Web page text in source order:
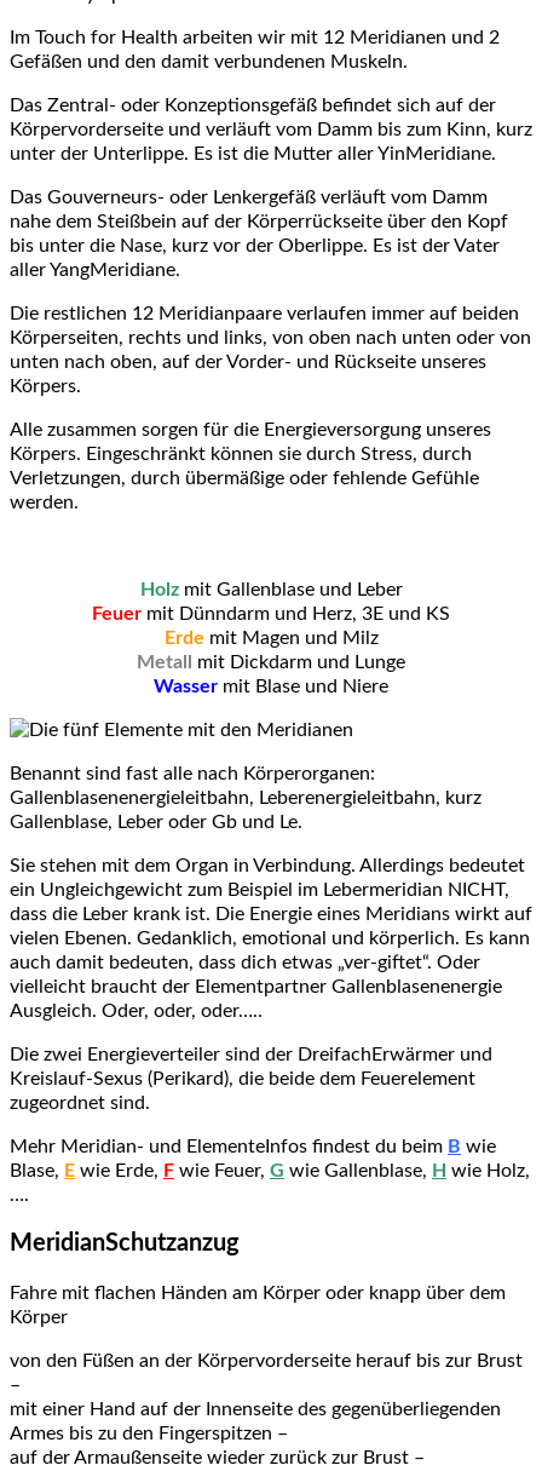
Im Touch for Health arbeiten wir mit 12 Meridianen und 2
Gefäßen und den damit verbundenen Muskeln.
Das Zentral- oder Konzeptionsgefäß befindet sich auf der
Körpervorderseite und verläuft vom Damm bis zum Kinn, kurz
unter der Unterlippe. Es ist die Mutter aller YinMeridiane.
Das Gouverneurs- oder Lenkergefäß verläuft vom Damm
nahe dem Steißbein auf der Körperrückseite über den Kopf
bis unter die Nase, kurz vor der Oberlippe. Es ist der Vater
aller YangMeridiane.
Die restlichen 12 Meridianpaare verlaufen immer auf beiden
Körperseiten, rechts und links, von oben nach unten oder von
unten nach oben, auf der Vorder- und Rückseite unseres
Körpers.
Alle zusammen sorgen für die Energieversorgung unseres
Körpers. Eingeschränkt können sie durch Stress, durch
Verletzungen, durch übermäßige oder fehlende Gefühle
werden.
Holzmit Gallenblase und Leber
Feuer mit Dünndarm und Herz, 3E und KS
Erde mit Magen und Milz
Metall
mit Dickdarm und Lunge
Wasser mit Blase und Niere
Benannt sind fast alle nach Körperorganen:
Gallenblasenenergieleitbahn, Leberenergieleitbahn, kurz
Gallenblase, Leber oder Gb und Le.
Sie stehen mit dem Organ in Verbindung. Allerdings bedeutet
ein Ungleichgewicht zum Beispiel im Lebermeridian NICHT,
dass die Leber krank ist. Die Energie eines Meridians wirkt auf
vielen Ebenen. Gedanklich, emotional und körperlich. Es kann
auch damit bedeuten, dass dich etwas „ver-giftet“. Oder
vielleicht braucht der Elementpartner Gallenblasenenergie
Ausgleich. Oder, oder, oder…..
Die zwei Energieverteiler sind der DreifachErwärmer und
Kreislauf-Sexus (Perikard), die beide dem Feuerelement
zugeordnet sind.
Mehr Meridian- und ElementeInfos findest du beim B wie
Blase, E wie Erde, F wie Feuer, G wie Gallenblase, H wie Holz,
….
MeridianSchutzanzug
Fahre mit flachen Händen am Körper oder knapp über dem
Körper
von den Füßen an der Körpervorderseite herauf bis zur Brust
–
mit einer Hand auf der Innenseite des gegenüberliegenden
Armes bis zu den Fingerspitzen –
auf der Armaußenseite wieder zurück zur Brust –